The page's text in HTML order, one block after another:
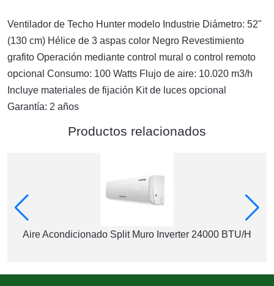
Ventilador de Techo Hunter modelo Industrie Diámetro: 52"
(130 cm) Hélice de 3 aspas color Negro Revestimiento
grafito Operación mediante control mural o control remoto
opcional Consumo: 100 Watts Flujo de aire: 10.020 m3/h
Incluye materiales de fijación Kit de luces opcional
Garantía: 2 años
Productos relacionados
Aire Acondicionado Split Muro Inverter 24000 BTU/H